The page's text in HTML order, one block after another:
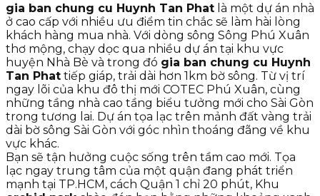
gia ban chung cu Huynh Tan Phat là một dự án nhà
ở cao cấp với nhiều ưu điểm tin chắc sẽ làm hài lòng
khách hàng mua nhà. Với dòng sông Sông Phú Xuân
thơ mộng, chạy dọc qua nhiều dự án tại khu vực
huyện Nhà Bè và trong đó gia ban chung cu Huynh
Tan Phat tiếp giáp, trải dài hơn 1km bờ sông. Từ vị trí
ngay lõi của khu đô thị mới COTEC Phú Xuân, cùng
những tầng nhà cao tầng biểu tưởng mới cho Sài Gòn
trong tương lai. Dự án tọa lạc trên mảnh đất vàng trải
dài bờ sông Sài Gòn với góc nhìn thoáng đãng về khu
vực khác.
Bạn sẽ tận hưởng cuộc sống trên tầm cao mới. Tọa
lạc ngay trung tâm của một quận đang phát triển
mạnh tại TP.HCM, cách Quận 1 chỉ 20 phút, Khu